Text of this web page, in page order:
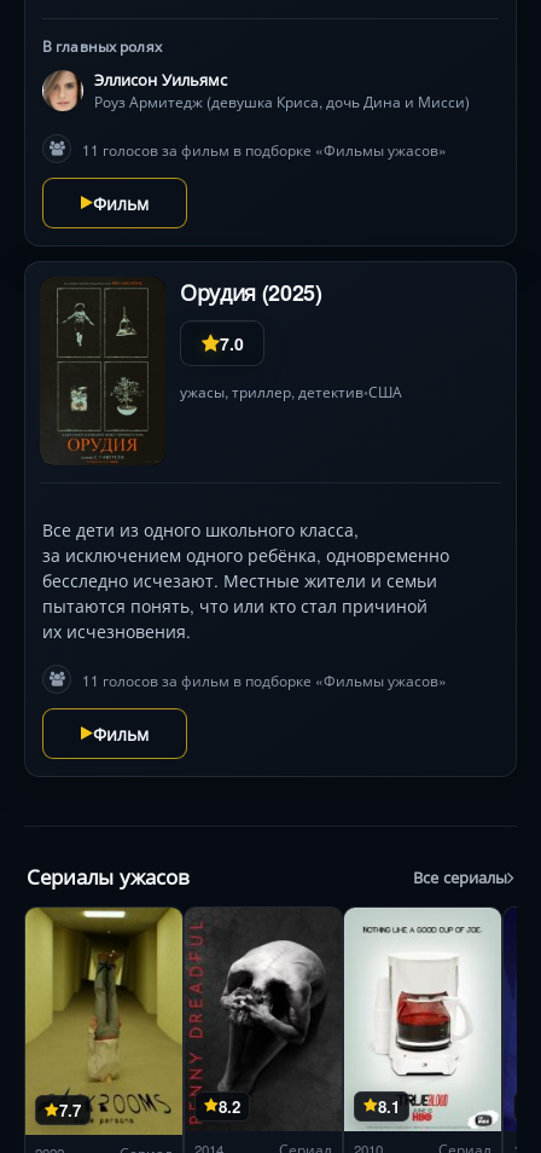
сеансы матери и навязчивый интерес гостей к телу
Криса сливаются в нарастающий хаос. Пытаясь
разгадать тайну семьи, герой обнаруживает
шокирующие детали, которые грозят ему
необратимой участью. Грань между паранойей и
реальностью стирается в этом психологическом
триллере, где каждый поворот меняет правила игры,
а доверие оборачивается смертельной ловушкой.
В главных ролях
Эллисон Уильямс
Роуз Армитедж (девушка Криса, дочь Дина и Мисси)
11 голосов за фильм в подборке «Фильмы ужасов»
Фильм
Орудия (2025)
7.0
ужасы, триллер, детектив•США
Все дети из одного школьного класса,
за исключением одного ребёнка, одновременно
бесследно исчезают. Местные жители и семьи
пытаются понять, что или кто стал причиной
их исчезновения.
11 голосов за фильм в подборке «Фильмы ужасов»
Фильм
Сериалы ужасов Все сериалы
7.7 8.2 8.1